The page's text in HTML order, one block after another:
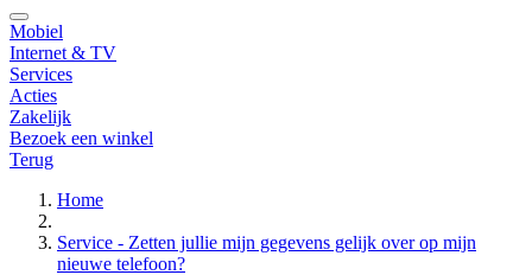
Mobiel
Internet & TV
Services
Acties
Zakelijk
Bezoek een winkel
Terug
Home
Service - Zetten jullie mijn gegevens gelijk over op mijn
nieuwe telefoon?